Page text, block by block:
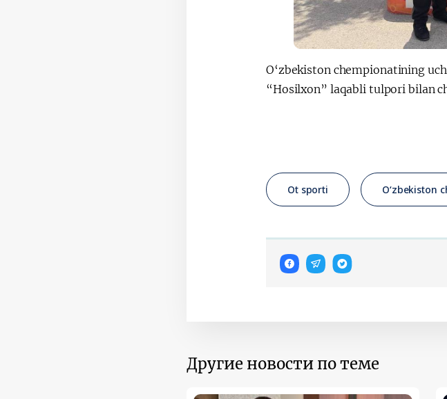
O‘zbekiston chempionatining
“Hosilxon” laqabli tulpori bilan
Ot sporti O‘zbekiston
Другие новости по теме